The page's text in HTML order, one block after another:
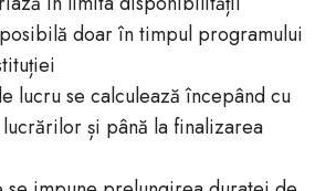
doar în timpul programului
lucru se calculează începând cu
și până la finalizarea